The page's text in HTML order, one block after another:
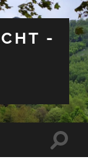
-